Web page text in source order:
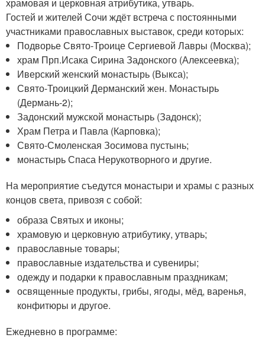
Гостей и жителей Сочи ждёт встреча с постоянными
участниками православных выставок, среди которых:
Подворье Свято-Троице Сергиевой Лавры (Москва);
храм Прп.Исака Сирина Задонского (Алексеевка);
Иверский женский монастырь (Выкса);
Свято-Троицкий Дерманский жен. Монастырь
(Дермань‑2);
Задонский мужской монастырь (Задонск);
Храм Петра и Павла (Карповка);
Свято-Смоленская Зосимова пустынь;
монастырь Спаса Нерукотворного и другие.
На мероприятие съедутся монастыри и храмы с разных
концов света, привозя с собой:
образа Святых и иконы;
храмовую и церковную атрибутику, утварь;
православные товары;
православные издательства и сувениры;
одежду и подарки к православным праздникам;
освященные продукты, грибы, ягоды, мёд, варенья,
конфитюры и другое.
Ежедневно в программе: